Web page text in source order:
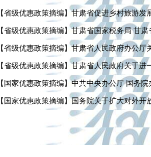
【省级优惠政策摘编】甘肃省促进乡村旅游
【省级优惠政策摘编】甘肃省国家税务局 甘
【省级优惠政策摘编】甘肃省人民政府办公
【省级优惠政策摘编】甘肃省人民政府关于
【国家优惠政策摘编】中共中央办公厅 国务
【国家优惠政策摘编】国务院关于扩大对外